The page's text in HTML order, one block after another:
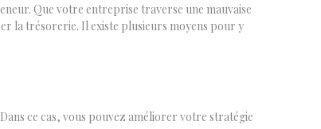
Que votre entreprise traverse une mauvaise
la trésorerie. Il existe plusieurs moyens pour y
ce cas, vous pouvez améliorer votre stratégie